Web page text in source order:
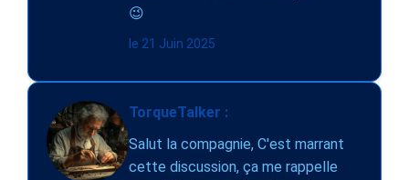
😉
le 21 Juin 2025
TorqueTalker :
Salut la compagnie, C'est marrant
cette discussion, ça me rappelle